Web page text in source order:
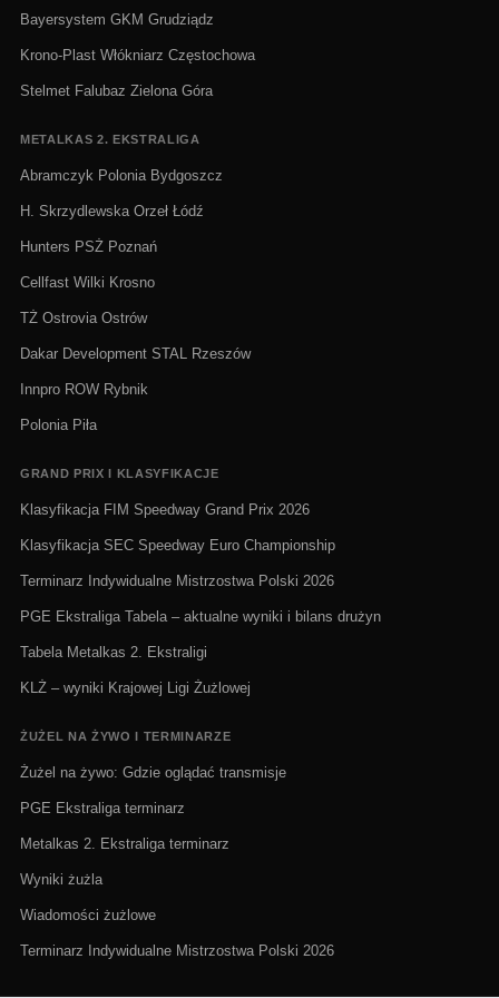
Bayersystem GKM Grudziądz
Krono-Plast Włókniarz Częstochowa
Stelmet Falubaz Zielona Góra
METALKAS 2. EKSTRALIGA
Abramczyk Polonia Bydgoszcz
H. Skrzydlewska Orzeł Łódź
Hunters PSŻ Poznań
Cellfast Wilki Krosno
TŻ Ostrovia Ostrów
Dakar Development STAL Rzeszów
Innpro ROW Rybnik
Polonia Piła
GRAND PRIX I KLASYFIKACJE
Klasyfikacja FIM Speedway Grand Prix 2026
Klasyfikacja SEC Speedway Euro Championship
Terminarz Indywidualne Mistrzostwa Polski 2026
PGE Ekstraliga Tabela – aktualne wyniki i bilans drużyn
Tabela Metalkas 2. Ekstraligi
KLŻ – wyniki Krajowej Ligi Żużlowej
ŻUŻEL NA ŻYWO I TERMINARZE
Żużel na żywo: Gdzie oglądać transmisje
PGE Ekstraliga terminarz
Metalkas 2. Ekstraliga terminarz
Wyniki żużla
Wiadomości żużlowe
Terminarz Indywidualne Mistrzostwa Polski 2026